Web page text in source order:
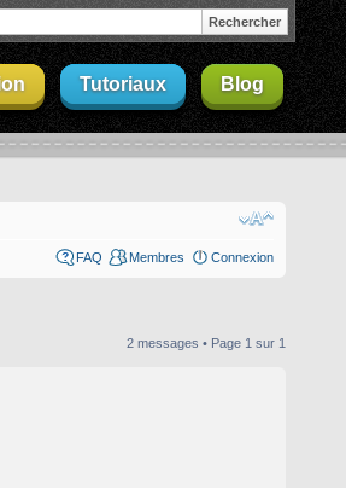
Tutoriaux Blog
FAQ Membres Connexion
2 messages • Page 1 sur 1